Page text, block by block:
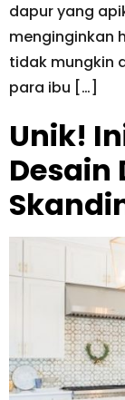
dapur yang
menginginkan
tidak mungkin
para ibu […]
Unik!
Desain